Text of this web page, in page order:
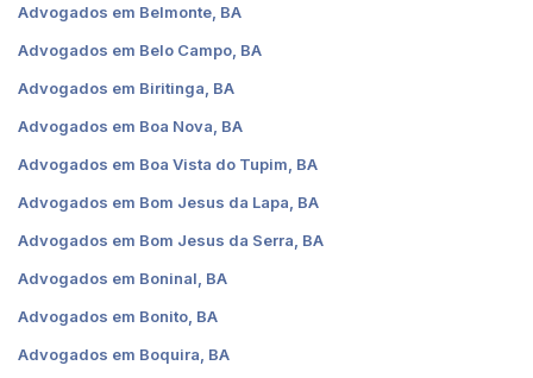
Advogados em Belmonte, BA
Advogados em Belo Campo, BA
Advogados em Biritinga, BA
Advogados em Boa Nova, BA
Advogados em Boa Vista do Tupim, BA
Advogados em Bom Jesus da Lapa, BA
Advogados em Bom Jesus da Serra, BA
Advogados em Boninal, BA
Advogados em Bonito, BA
Advogados em Boquira, BA